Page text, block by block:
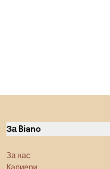
За Biano
За нас
Кариери